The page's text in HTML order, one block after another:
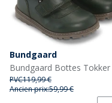
Bundgaard
PVC119,99 €
Ancien prix:59,99 €